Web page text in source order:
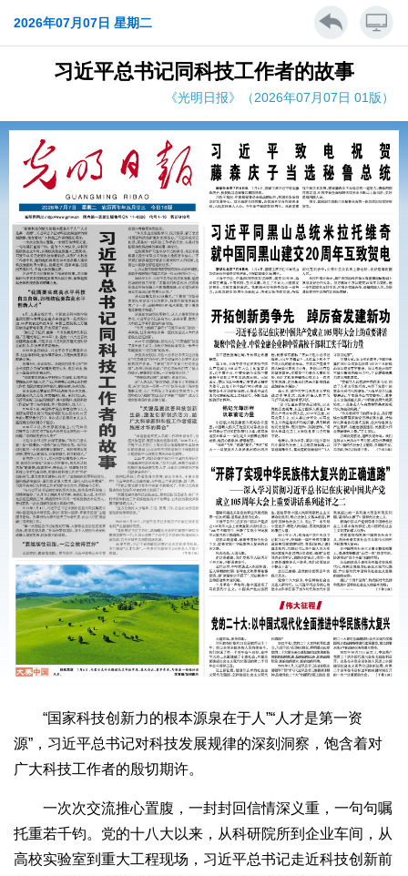
2026年07月07日 星期二
习近平总书记同科技工作者的故事
《光明日报》（2026年07月07日 01版）
“国家科技创新力的根本源泉在于人”“人才是第一资
源”，习近平总书记对科技发展规律的深刻洞察，饱含着对
广大科技工作者的殷切期许。
一次次交流推心置腹，一封封回信情深义重，一句句嘱
托重若千钧。党的十八大以来，从科研院所到企业车间，从
高校实验室到重大工程现场，习近平总书记走近科技创新前